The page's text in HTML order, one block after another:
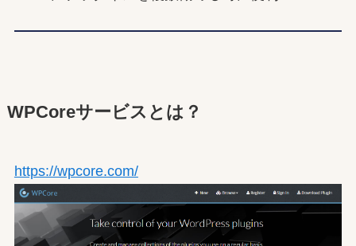
WPCoreサービスとは？
https://wpcore.com/